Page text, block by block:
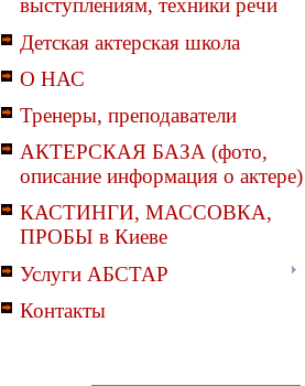
выступлениям, техники речи
Детская актерская школа
О НАС
Тренеры, преподаватели
АКТЕРСКАЯ БАЗА (фото,
описание информация о актере)
КАСТИНГИ, МАССОВКА,
ПРОБЫ в Киеве
Услуги АБСТАР
Контакты